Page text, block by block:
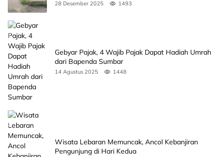
Banjir
28 Desember 2025 1493
Gebyar Pajak, 4 Wajib Pajak Dapat Hadiah Umrah
dari Bapenda Sumbar
14 Agustus 2025 1448
Wisata Lebaran Memuncak, Ancol Kebanjiran
Pengunjung di Hari Kedua